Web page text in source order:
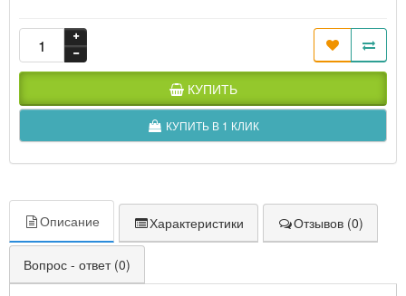
КУПИТЬ
КУПИТЬ В 1 КЛИК
Описание Характеристики Отзывов (0)
Вопрос - ответ (0)